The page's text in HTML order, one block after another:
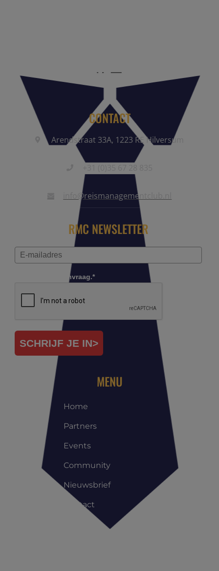
CONTACT
Arendstraat 33A, 1223 RE Hilversum
info@reismanagementclub.nl
RMC NEWSLETTER
Controleer je aanvraag.*
SCHRIJF JE IN>
MENU
Home
Partners
Events
Community
Nieuwsbrief
Contact